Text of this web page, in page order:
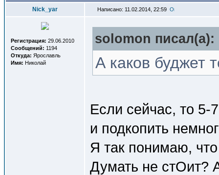
Nick_yar Написано: 11.02.2014, 22:59
Регистрация: 29.06.2010
Сообщений: 1194
Откуда: Ярославль
Имя: Николай
solomon писал(a):
А каков буджет
Если сейчас, то 5-
и подкопить
Я так понимаю,
Думать не стОит?